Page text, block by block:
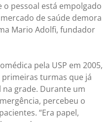
o pessoal está empolgado
de saúde demora
Mario Adolfi, fundador
pela USP em 2005,
turmas que já
grade. Durante um
percebeu o
“Era papel,